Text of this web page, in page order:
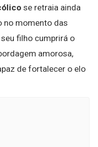
se retraia ainda
no momento das
filho cumprirá o
amorosa,
de fortalecer o elo